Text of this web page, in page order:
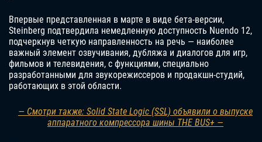
Впервые представленная в марте в виде бета-версии,
Steinberg подтвердила немедленную доступность Nuendo 12,
подчеркнув четкую направленность на речь — наиболее
важный элемент озвучивания, дубляжа и диалогов для игр,
фильмов и телевидения, с функциями, специально
разработанными для звукорежиссеров и продакшн-студий,
работающих в этой области.
— Смотри также: Solid State Logic (SSL) объявили о выпуске
аппаратного компрессора шины THE BUS+ —